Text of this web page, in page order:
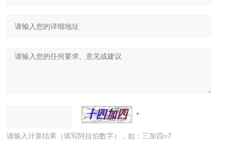
请输入计算结果（填写阿拉伯数字），如：三加四=7